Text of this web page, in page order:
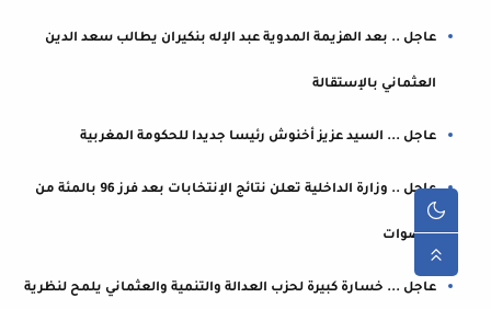
عاجل .. بعد الهزيمة المدوية عبد الإله بنكيران يطالب سعد الدين
العثماني بالإستقالة
عاجل ... السيد عزيز أخنوش رئيسا جديدا للحكومة المغربية
عاجل .. وزارة الداخلية تعلن نتائج الإنتخابات بعد فرز 96 بالمئة من
الاصوات
عاجل ... خسارة كبيرة لحزب العدالة والتنمية والعثماني يلمح لنظرية